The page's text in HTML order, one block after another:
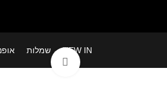
NEW IN שמלות